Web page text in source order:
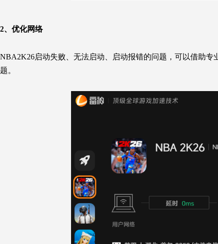
2、 优化网络
NBA2K26启动失败、无法启动、启动报错的问题，可以借助
题。